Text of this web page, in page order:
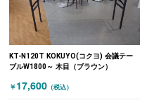
KT-N120T KOKUYO(コクヨ) 会議テー
ブルW1800～ 木目（ブラウン）
￥ 17,600 （税込）